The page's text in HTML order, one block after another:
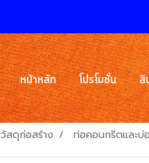
หน้าหลัก โปรโมชั่น
วัสดุก่อสร้าง ท่อคอนกรีตและบ่